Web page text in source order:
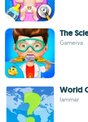
The
Gameiva
World
lammar